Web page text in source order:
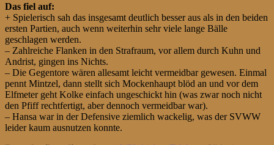
Das fiel auf:
+ Spielerisch sah das insgesamt deutlich besser aus als in den beiden
ersten Partien, auch wenn weiterhin sehr viele lange Bälle
geschlagen werden.
– Zahlreiche Flanken in den Strafraum, vor allem durch Kuhn und
Andrist, gingen ins Nichts.
– Die Gegentore wären allesamt leicht vermeidbar gewesen. Einmal
pennt Mintzel, dann stellt sich Mockenhaupt blöd an und vor dem
Elfmeter geht Kolke einfach ungeschickt hin (was zwar noch nicht
den Pfiff rechtfertigt, aber dennoch vermeidbar war).
– Hansa war in der Defensive ziemlich wackelig, was der SVWW
leider kaum ausnutzen konnte.